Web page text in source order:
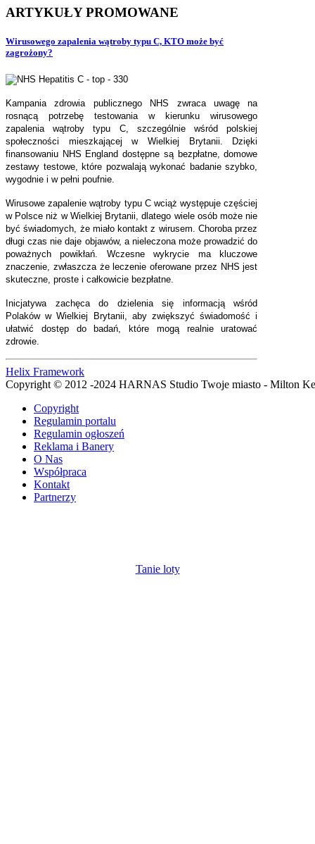
ARTYKUŁYPROMOWANE
Wirusowego zapalenia wątroby typu C, KTO może być
zagrożony?
Kampania zdrowia publicznego NHS zwraca uwagę na
rosnącą potrzebę testowania w kierunku wirusowego
zapalenia wątroby typu C, szczególnie wśród polskiej
społeczności mieszkającej w Wielkiej Brytanii. Dzięki
finansowaniu NHS England dostępne są bezpłatne, domowe
zestawy testowe, które pozwalają wykonać badanie szybko,
wygodnie i w pełni poufnie.
Wirusowe zapalenie wątroby typu C wciąż występuje częściej
w Polsce niż w Wielkiej Brytanii, dlatego wiele osób może nie
być świadomych, że miało kontakt z wirusem. Choroba przez
długi czas nie daje objawów, a nieleczona może prowadzić do
poważnych powikłań. Wczesne wykrycie ma kluczowe
znaczenie, zwłaszcza że leczenie oferowane przez NHS jest
skuteczne, proste i całkowicie bezpłatne.
Inicjatywa zachęca do dzielenia się informacją wśród
Polaków w Wielkiej Brytanii, aby zwiększyć świadomość i
ułatwić dostęp do badań, które mogą realnie uratować
zdrowie.
Helix Framework
Copyright © 2012 -2024 HARNAS Studio Twoje miasto - Milton
Copyright
Regulamin portalu
Regulamin ogłoszeń
Reklama i Banery
O Nas
Współpraca
Kontakt
Partnerzy
Tanie loty